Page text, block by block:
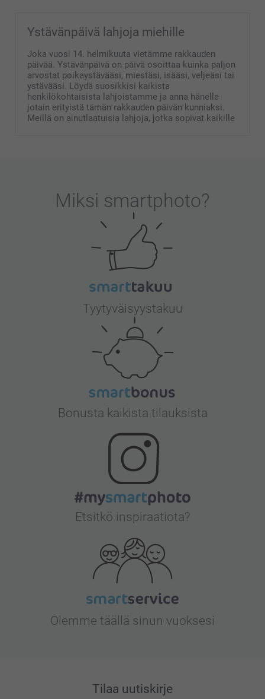
Ystävänpäivä lahjoja miehille
Joka vuosi 14. helmikuuta vietämme rakkauden
päivää. Ystävänpäivä on päivä osoittaa kuinka paljon
arvostat poikaystävääsi, miestäsi, isääsi, veljeäsi tai
ystävääsi. Löydä suosikkisi kaikista
henkilökohtaisista lahjoistamme ja anna hänelle
jotain erityistä tämän rakkauden päivän kunniaksi.
Meillä on ainutlaatuisia lahjoja, jotka sopivat kaikille
Miksi smartphoto?
Tyytyväisyystakuu
Bonusta kaikista tilauksista
Etsitkö inspiraatiota?
Olemme täällä sinun vuoksesi
Tilaa uutiskirje